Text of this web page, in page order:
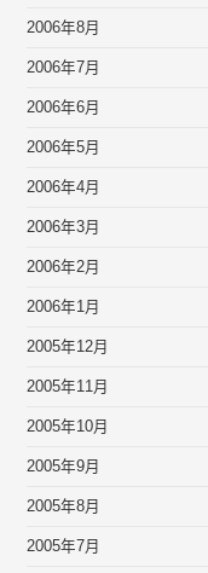
2006年8月
2006年7月
2006年6月
2006年5月
2006年4月
2006年3月
2006年2月
2006年1月
2005年12月
2005年11月
2005年10月
2005年9月
2005年8月
2005年7月